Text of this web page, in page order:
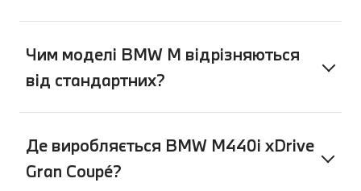
Чим моделі BMW M відрізняються
від стандартних?
Де виробляється BMW M440i xDrive
Gran Coupé?